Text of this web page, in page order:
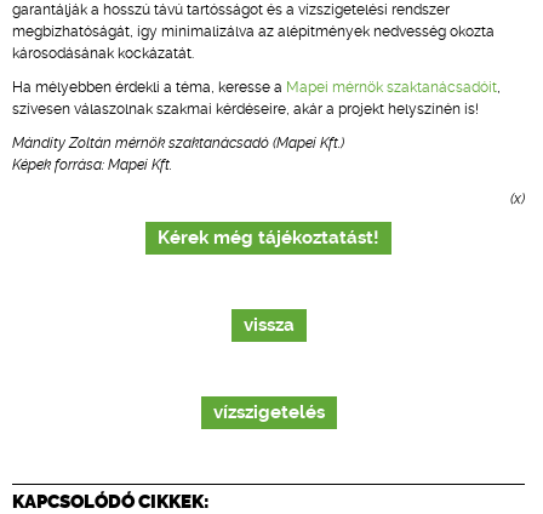
garantálják a hosszú távú tartósságot és a vízszigetelési rendszer
megbízhatóságát, így minimalizálva az alépítmények nedvesség okozta
károsodásának kockázatát.
Ha mélyebben érdekli a téma, keresse a Mapei mérnök szaktanácsadóit,
szívesen válaszolnak szakmai kérdéseire, akár a projekt helyszínén is!
Mándity Zoltán mérnök szaktanácsadó (Mapei Kft.)
Képek forrása: Mapei Kft.
(x)
Kérek még tájékoztatást!
vissza
vízszigetelés
KAPCSOLÓDÓ CIKKEK: